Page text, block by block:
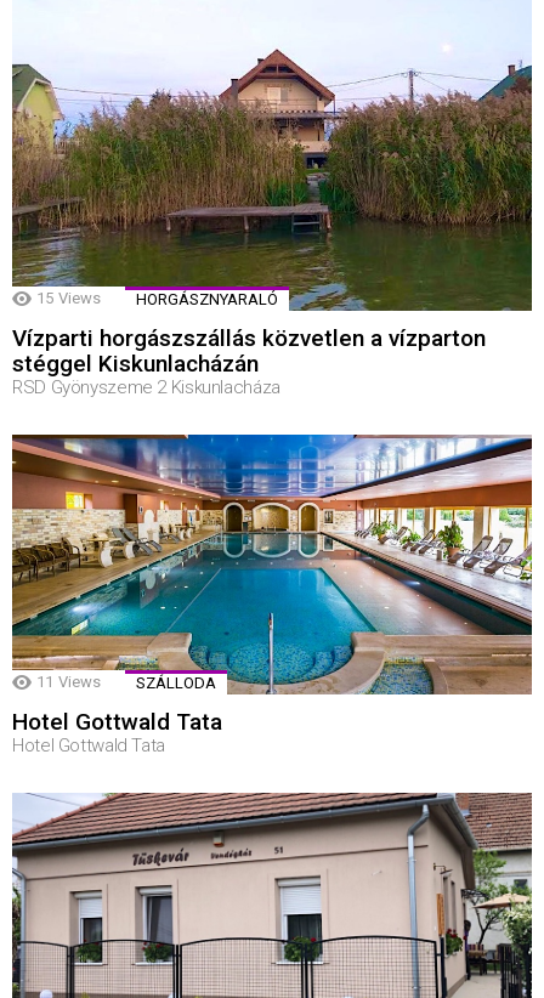
15 Views HORGÁSZNYARALÓ
Vízparti horgászszállás közvetlen a vízparton
stéggel Kiskunlacházán
RSD Gyönyszeme 2 Kiskunlacháza
11 Views SZÁLLODA
Hotel Gottwald Tata
Hotel Gottwald Tata